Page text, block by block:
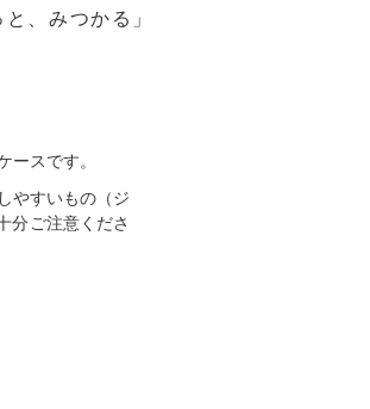
、みつかる」
ースです。
やすいもの（ジ
分ご注意くださ